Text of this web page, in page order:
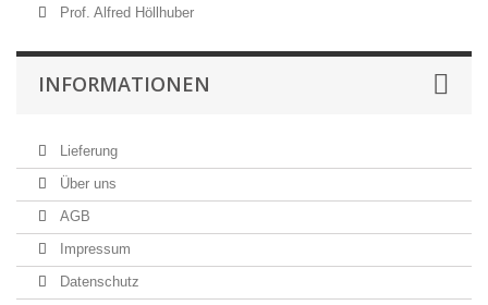
Prof. Alfred Höllhuber
INFORMATIONEN
Lieferung
Über uns
AGB
Impressum
Datenschutz